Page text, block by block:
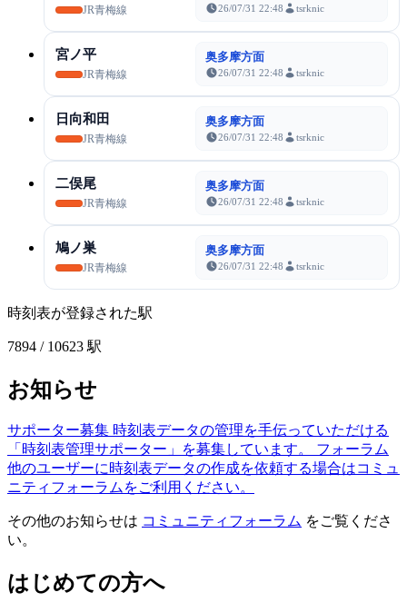
JR青梅線 26/07/31 22:48 tsrknic
宮ノ平
JR青梅線
奥多摩方面
26/07/31 22:48 tsrknic
日向和田
JR青梅線
奥多摩方面
26/07/31 22:48 tsrknic
二俣尾
JR青梅線
奥多摩方面
26/07/31 22:48 tsrknic
鳩ノ巣
JR青梅線
奥多摩方面
26/07/31 22:48 tsrknic
時刻表が登録された駅
7894 / 10623 駅
お知らせ
サポーター募集 時刻表データの管理を手伝っていただける
「時刻表管理サポーター」を募集しています。
フォーラム
他のユーザーに時刻表データの作成を依頼する場合はコミュ
ニティフォーラムをご利用ください。
その他のお知らせは コミュニティフォーラム をご覧くださ
い。
はじめての方へ